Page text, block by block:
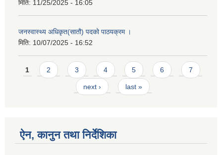
मिति: 11/25/2025 - 16:05
जनस्वास्थ्य अधिकृत(सातौ) पदको पाठयक्रम ।
मिति: 10/07/2025 - 16:52
Pages
1 2 3 4 5 6 7
next › last »
ऐन, कानुन तथा निर्देशिका